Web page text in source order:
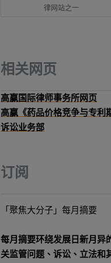
律网站之一
相关网页
高赢国际律师事务所网页
高赢《药品价格竞争与专利
诉讼业务部
订阅
「聚焦大分子」每月摘要
每月摘要环绕发展日新月异
关监管问题、诉讼、立法和